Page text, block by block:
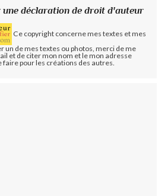
une déclaration de droit d'auteur
Ce copyright concerne mes textes et mes
un de mes textes ou photos, merci de me
et de citer mon nom et le mon adresse
faire pour les créations des autres.